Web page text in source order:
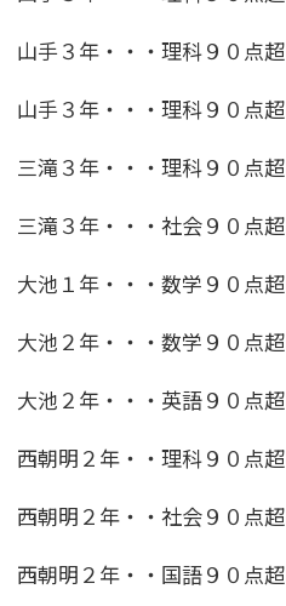
山手３年・・・理科９０点超
山手３年・・・理科９０点超
三滝３年・・・理科９０点超
三滝３年・・・社会９０点超
大池１年・・・数学９０点超
大池２年・・・数学９０点超
大池２年・・・英語９０点超
西朝明２年・・理科９０点超
西朝明２年・・社会９０点超
西朝明２年・・国語９０点超